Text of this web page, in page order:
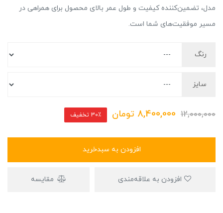
مدل، تضمین‌کننده کیفیت و طول عمر بالای محصول برای همراهی در
مسیر موفقیت‌های شما است.
رنگ
سایز
12,000,000
8,400,000 تومان 30٪ تخفیف
افزودن به سبدخرید
مقایسه